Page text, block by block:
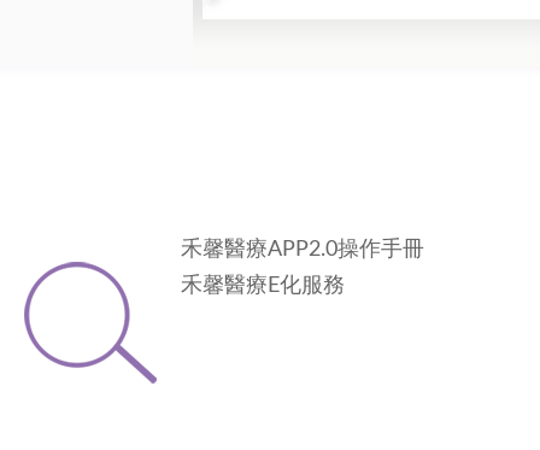
禾馨醫療APP2.0操作手冊
禾馨醫療E化服務